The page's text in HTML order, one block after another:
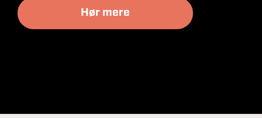
Hør mere